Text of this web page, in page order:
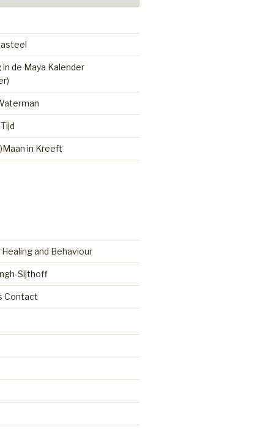
de Maya Kalender
in Kreeft
and Behaviour
Sijthoff
Contact